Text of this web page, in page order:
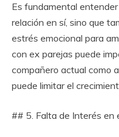
Es fundamental
relación en sí, sino que
estrés emocional para
con ex parejas puede
compañero actual como
puede limitar el
## 5. Falta de Interés en